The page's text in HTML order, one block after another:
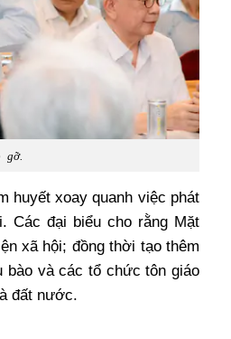
gỡ.
huyết xoay quanh việc phát
Các đại biểu cho rằng Mặt
xã hội; đồng thời tạo thêm
bào và các tổ chức tôn giáo
đất nước.